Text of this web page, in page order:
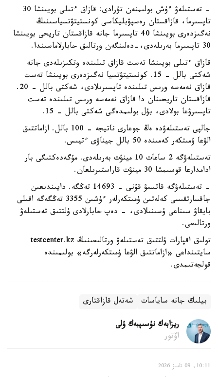
- تەستىلەۋ ءۇش بولىمنەن تۇرادى: قازاق ءتىلى بويىنشا 30
تاپسىرما، قازاقستان رەسپۋبليكاسى كونستيتۋتسياسىنىڭ
نەگىزدەرى بويىنشا 40 تاپسىرما جانە قازاقستان تاريحى بويىنشا
30 تاپسىرما بەرىلەدى،-دەلىنگەن ورتالىق حابارلاماسىندا.
قازاق ءتىلى بويىنشا تەست قازاق تىلىندە وتكىزىلەدى جانە
شەكتى بالل - 15. كونستيتۋتسيا نەگىزدەرى بويىنشا تەست
قازاق نەمەسە ورىس تىلىندە تاپسىرىلادى، شەكتى بالل - 20.
قازاقستان تاريحىنان دا قازاق نەمەسە ورىس تىلىندە تەست
تاپسىرۋعا بولادى، بۇل بولىمدەگى شەكتى بالل - 15.
جالپى تەستىلەۋدە ەڭ جوعارى ناتيجە - 100 بالل. ازاماتتىق
الۋعا ۇمىتكەر كەمىندە 50 بالل جيناۋى ءتيىس.
تەستىلەۋگە 2 ساعات 10 مينۋت بەرىلەدى. مۇگەدەكتىگى بار
ادامدارعا قوسىمشا 30 مينۋت قاراستىرىلعان.
- تەستىلەۋگە قاتىسۋ قۇنى - 14693 تەڭگە. دايىندىعىن
جاقسارتقىسى كەلەتىن ۇمىتكەرلەر ءۇشىن 3355 تەڭگەگە اقىلى
بايقاۋ سىناعى ۇسىنىلادى، - دەپ حابارلادى ۇلتتىق تەستىلەۋ
ورتالىعى.
تولىق اقپارات ۇلتتىق تەستىلەۋ ورتالىعىنىڭ testcenter.kz
سايتىنداعى «ازاماتتىق الۋعا ۇمىتكەرلەرگە» بولىمىندە
قولجەتىمدى.
بيلىك جانە ساياسات شەتەل قازاقتارى
ريزابەك نۇسىپبەك ۇلى
اۆتور
10:11, 09 تامىز 2026